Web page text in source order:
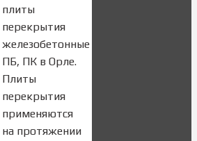
плиты
перекрытия
железобетонные
ПБ, ПК в Орле.
Плиты
перекрытия
применяются
на протяжении